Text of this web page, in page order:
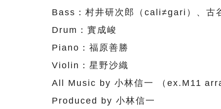
Bass：村井研次郎（cali≠gari）、古
Drum：實成峻
Piano：福原善勝
Violin：星野沙織
All Music by 小林信一 （ex.M11
Produced by 小林信一